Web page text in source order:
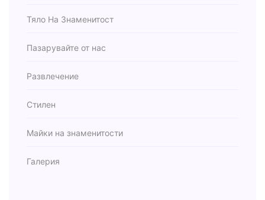
Тяло На Знаменитост
Пазарувайте от нас
Развлечение
Стилен
Майки на знаменитости
Галерия